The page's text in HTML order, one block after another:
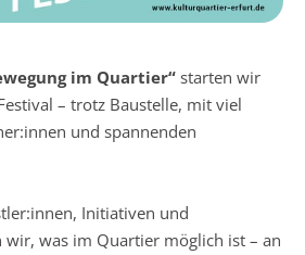
im Quartier“ starten wir
– trotz Baustelle, mit viel
und spannenden
Initiativen und
wir, was im Quartier möglich ist – an